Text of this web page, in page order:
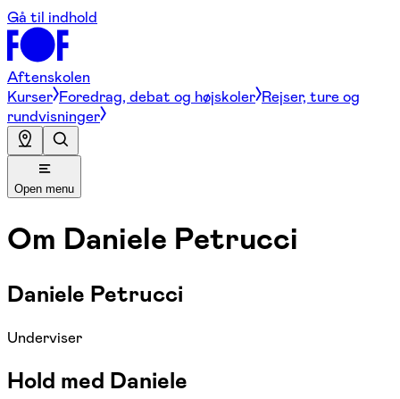
Gå til indhold
Aftenskolen
Kurser Foredrag, debat og højskoler Rejser, ture og
rundvisninger
Open menu
Om Daniele Petrucci
Daniele Petrucci
Underviser
Hold med Daniele